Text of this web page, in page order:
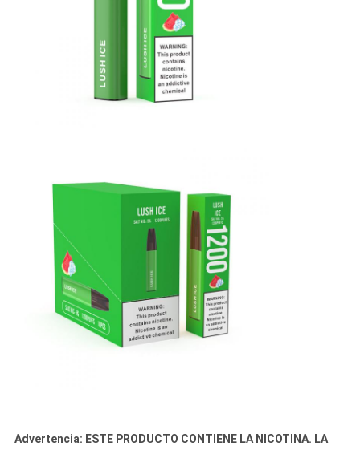
Advertencia: ESTE PRODUCTO CONTIENE LA NICOTINA. LA